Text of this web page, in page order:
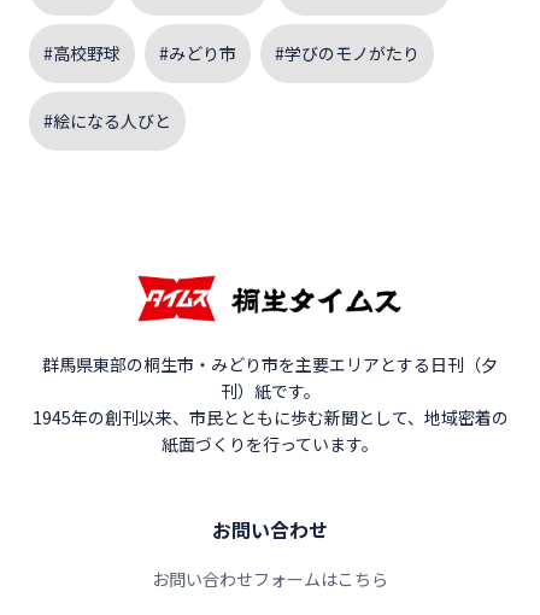
#高校野球 #みどり市 #学びのモノがたり
#絵になる人びと
群馬県東部の桐生市・みどり市を主要エリアとする日刊（夕
刊）紙です。
1945年の創刊以来、市民とともに歩む新聞として、地域密着の
紙面づくりを行っています。
お問い合わせ
お問い合わせフォームはこちら